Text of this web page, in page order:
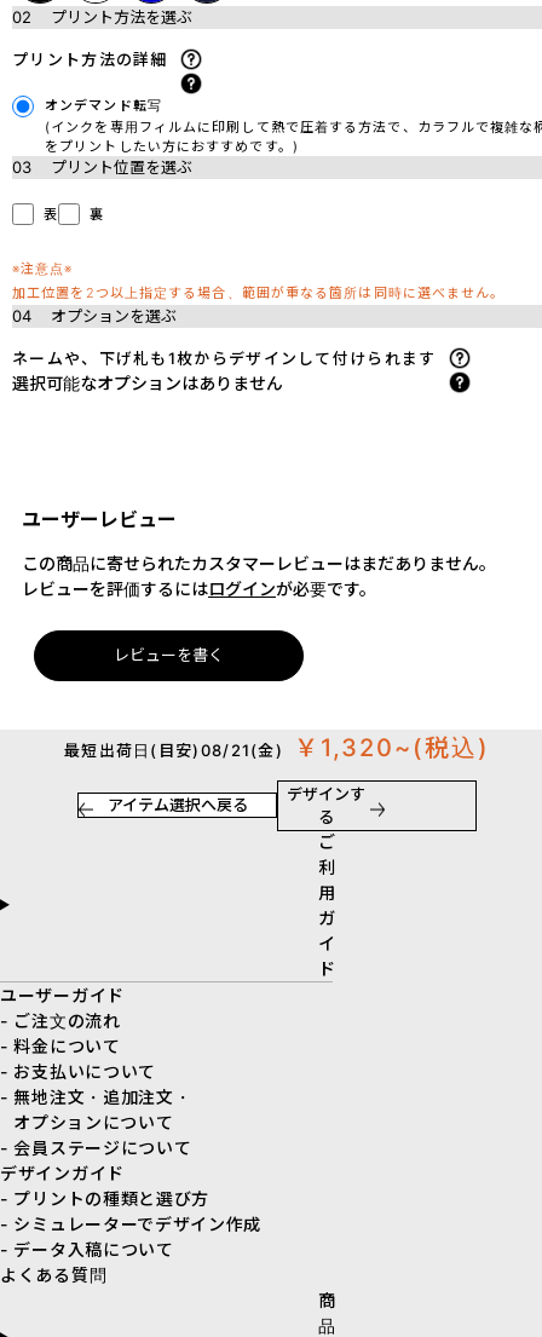
02 プリント方法を選ぶ
プリント方法の詳細
オンデマンド転写
(インクを専用フィルムに印刷して熱で圧着する方法で、カラフルで複雑な
をプリントしたい方におすすめです。)
03 プリント位置を選ぶ
表 裏
※注意点※
加工位置を2つ以上指定する場合、範囲が重なる箇所は同時に選べません。
04 オプションを選ぶ
ネームや、下げ札も1枚からデザインして付けられます
選択可能なオプションはありません
ユーザーレビュー
この商品に寄せられたカスタマーレビューはまだありません。
レビューを評価するにはログインが必要です。
レビューを書く
最短出荷日(目安)08/21(金) ￥1,320~ (税込)
アイテム選択へ戻る
デザインす
る
ご
利
用
ガ
イ
ド
ユーザーガイド
- ご注文の流れ
- 料金について
- お支払いについて
- 無地注文・追加注文・
オプションについて
- 会員ステージについて
デザインガイド
- プリントの種類と選び方
- シミュレーターでデザイン作成
- データ入稿について
よくある質問
商
品